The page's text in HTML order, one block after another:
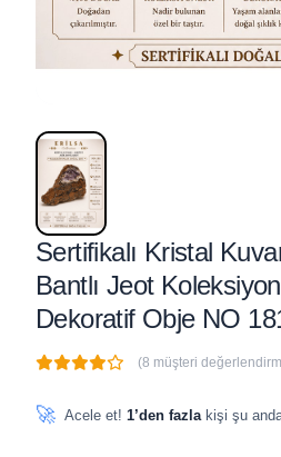
Sertifikalı Kristal
Bantlı Jeot
Dekoratif Obje NO
(8 müşteri
🚀 Acele et! 1’den fazla kişi şu